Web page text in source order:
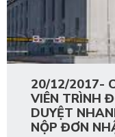
20/12/2017-
VIÊN TRÌNH
DUYỆT
NỘP ĐƠN